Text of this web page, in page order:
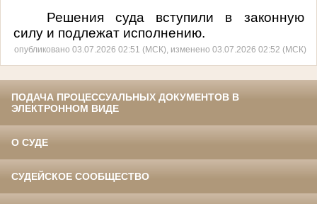
Решения суда вступили в законную
силу и подлежат исполнению.
опубликовано 03.07.2026 02:51 (МСК), изменено 03.07.2026 02:52 (МСК)
ПОДАЧА ПРОЦЕССУАЛЬНЫХ ДОКУМЕНТОВ В
ЭЛЕКТРОННОМ ВИДЕ
О СУДЕ
СУДЕЙСКОЕ СООБЩЕСТВО